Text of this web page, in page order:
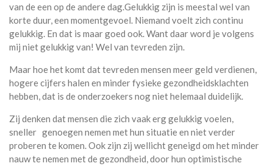
van de een op de andere dag.Gelukkig zijn is meestal wel van
korte duur, een momentgevoel. Niemand voelt zich continu
gelukkig. En dat is maar goed ook. Want daar word je volgens
mij niet gelukkig van! Wel van tevreden zijn.
Maar hoe het komt dat tevreden mensen meer geld verdienen,
hogere cijfers halen en minder fysieke gezondheidsklachten
hebben, dat is de onderzoekers nog niet helemaal duidelijk.
Zij denken dat mensen die zich vaak erg gelukkig voelen,
sneller genoegen nemen met hun situatie en niet verder
proberen te komen. Ook zijn zij wellicht geneigd om het minder
nauw te nemen met de gezondheid, door hun optimistische